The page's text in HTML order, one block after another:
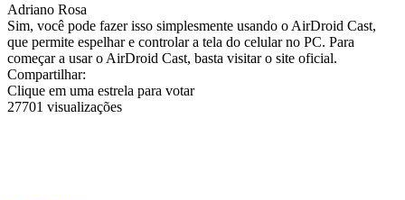
Adriano Rosa
Sim, você pode fazer isso simplesmente usando o AirDroid Cast,
que permite espelhar e controlar a tela do celular no PC. Para
começar a usar o AirDroid Cast, basta visitar o site oficial.
Compartilhar:
Clique em uma estrela para votar
27701 visualizações